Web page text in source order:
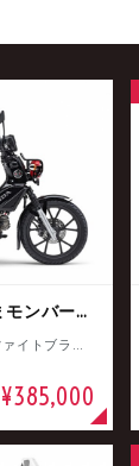
クロスカブ110 くまモンバージョン
ホンダ / 110cc / グラファイトブラック
¥385,000